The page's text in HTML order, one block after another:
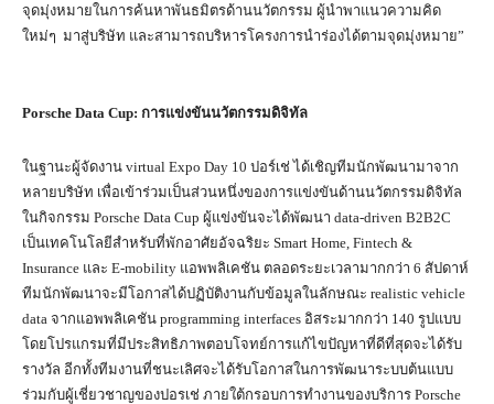
จุดมุ่งหมายในการค้นหาพันธมิตรด้านนวัตกรรม ผู้นำพาแนวความคิด
ใหม่ๆ มาสู่บริษัท และสามารถบริหารโครงการนำร่องได้ตามจุดมุ่งหมาย”
Porsche Data Cup: การแข่งขันนวัตกรรมดิจิทัล
ในฐานะผู้จัดงาน virtual Expo Day 10 ปอร์เช่ ได้เชิญทีมนักพัฒนามาจาก
หลายบริษัท เพื่อเข้าร่วมเป็นส่วนหนึ่งของการแข่งขันด้านนวัตกรรมดิจิทัล
ในกิจกรรม Porsche Data Cup ผู้แข่งขันจะได้พัฒนา data-driven B2B2C
เป็นเทคโนโลยีสำหรับที่พักอาศัยอัจฉริยะ Smart Home, Fintech &
Insurance และ E-mobility แอพพลิเคชัน ตลอดระยะเวลามากกว่า 6 สัปดาห์
ทีมนักพัฒนาจะมีโอกาสได้ปฏิบัติงานกับข้อมูลในลักษณะ realistic vehicle
data จากแอพพลิเคชัน programming interfaces อิสระมากกว่า 140 รูปแบบ
โดยโปรแกรมที่มีประสิทธิภาพตอบโจทย์การแก้ไขปัญหาที่ดีที่สุดจะได้รับ
รางวัล อีกทั้งทีมงานที่ชนะเลิศจะได้รับโอกาสในการพัฒนาระบบต้นแบบ
ร่วมกับผู้เชี่ยวชาญของปอรเช่ ภายใต้กรอบการทำงานของบริการ Porsche